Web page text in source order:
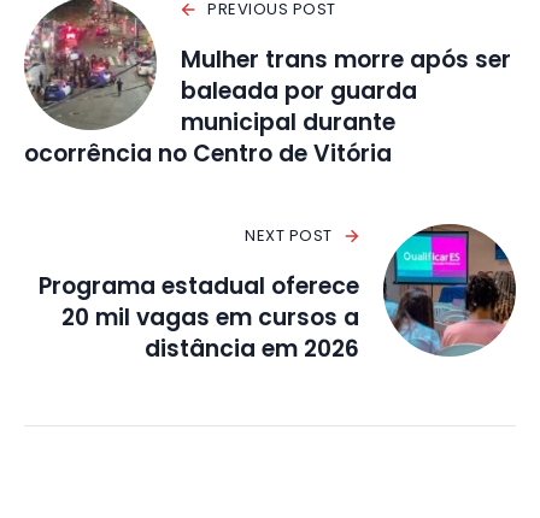
PREVIOUS POST
Mulher trans morre após ser
baleada por guarda
municipal durante
ocorrência no Centro de Vitória
NEXT POST
Programa estadual oferece
20 mil vagas em cursos a
distância em 2026